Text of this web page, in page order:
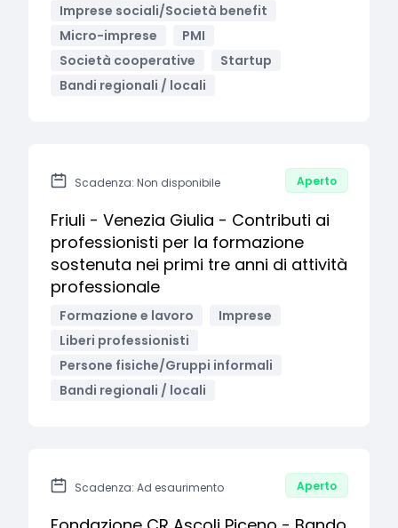
Imprese sociali/Società benefit
Micro-imprese
PMI
Società cooperative
Startup
Bandi regionali / locali
Scadenza: Non disponibile Aperto
Friuli - Venezia Giulia - Contributi ai
professionisti per la formazione
sostenuta nei primi tre anni di attività
professionale
Formazione e lavoro
Imprese
Liberi professionisti
Persone fisiche/Gruppi informali
Bandi regionali / locali
Scadenza: Ad esaurimento Aperto